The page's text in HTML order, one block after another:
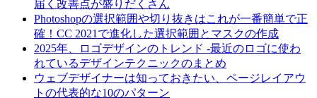
届く改善点が盛りだくさん
Photoshopの選択範囲や切り抜きはこれが一番簡単で正
確！CC 2021で進化した選択範囲とマスクの作成
2025年、ロゴデザインのトレンド -最近のロゴに使わ
れているデザインテクニックのまとめ
ウェブデザイナーは知っておきたい、ページレイアウ
トの代表的な10のパターン